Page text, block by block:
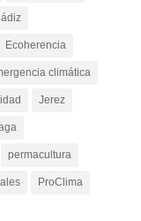
Ecoherencia
climática
Jerez
permacultura
ProClima